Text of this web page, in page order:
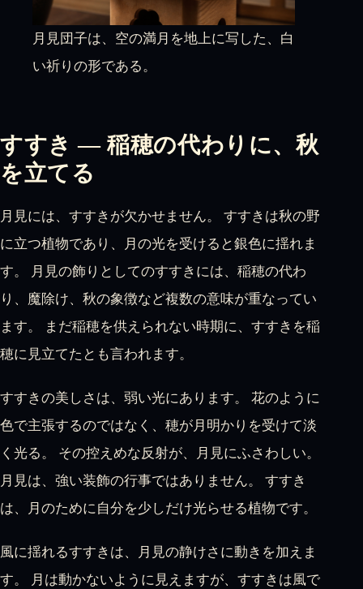
月見団子は、空の満月を地上に写した、白
い祈りの形である。
すすき — 稲穂の代わりに、秋
を立てる
月見には、すすきが欠かせません。 すすきは秋の野
に立つ植物であり、月の光を受けると銀色に揺れま
す。 月見の飾りとしてのすすきには、稲穂の代わ
り、魔除け、秋の象徴など複数の意味が重なってい
ます。 まだ稲穂を供えられない時期に、すすきを稲
穂に見立てたとも言われます。
すすきの美しさは、弱い光にあります。 花のように
色で主張するのではなく、穂が月明かりを受けて淡
く光る。 その控えめな反射が、月見にふさわしい。
月見は、強い装飾の行事ではありません。 すすき
は、月のために自分を少しだけ光らせる植物です。
風に揺れるすすきは、月見の静けさに動きを加えま
す。 月は動かないように見えますが、すすきは風で